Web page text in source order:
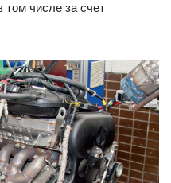
том числе за счет